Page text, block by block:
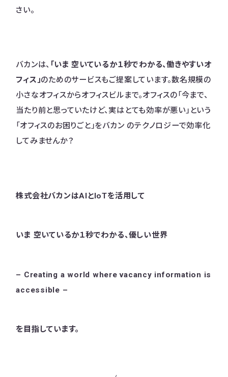
さい。
バカンは、 「いま 空いているか１秒でわかる、働きやすいオ
フィス」のためのサービスもご提案しています。数名規模の
小さなオフィスからオフィスビルまで。オフィスの「今まで、
当たり前と思っていたけど、実はとても効率が悪い」という
「オフィスのお困りごと」をバカン のテクノロジーで効率化
してみませんか？
株式会社バカンはAIとIoTを活用して
いま 空いているか１秒でわかる、優しい世界
– Creating a world where vacancy information is
accessible –
を目指しています。